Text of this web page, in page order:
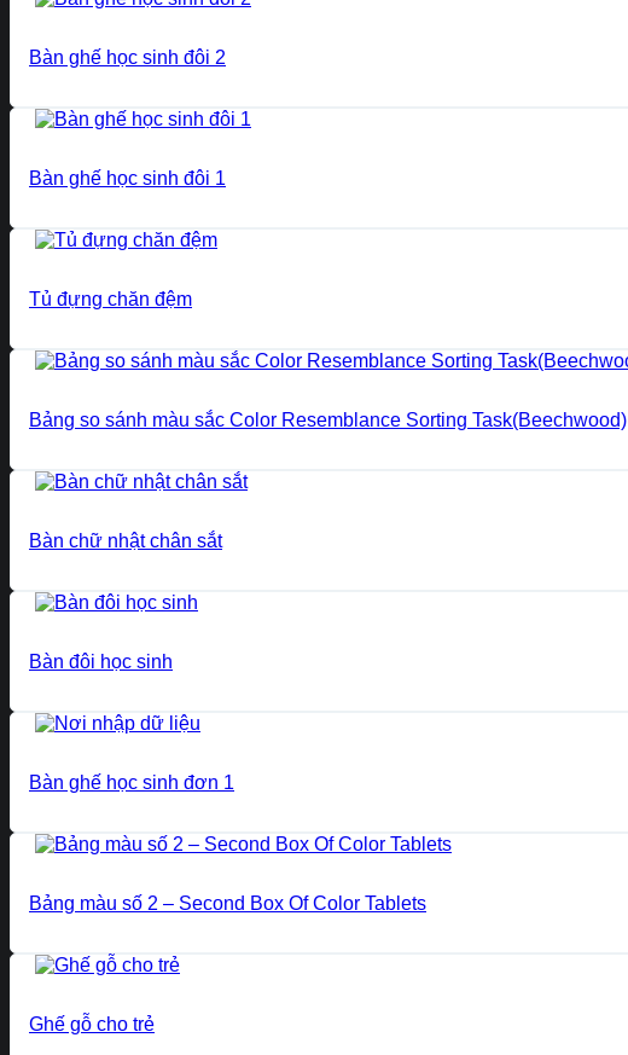
Bàn ghế học sinh đôi 2
Bàn ghế học sinh đôi 1
Tủ đựng chăn đệm
Bảng so sánh màu sắc Color Resemblance Sorting Task(Beechwood)
Bàn chữ nhật chân sắt
Bàn đôi học sinh
Bàn ghế học sinh đơn 1
Bảng màu số 2 – Second Box Of Color Tablets
Ghế gỗ cho trẻ